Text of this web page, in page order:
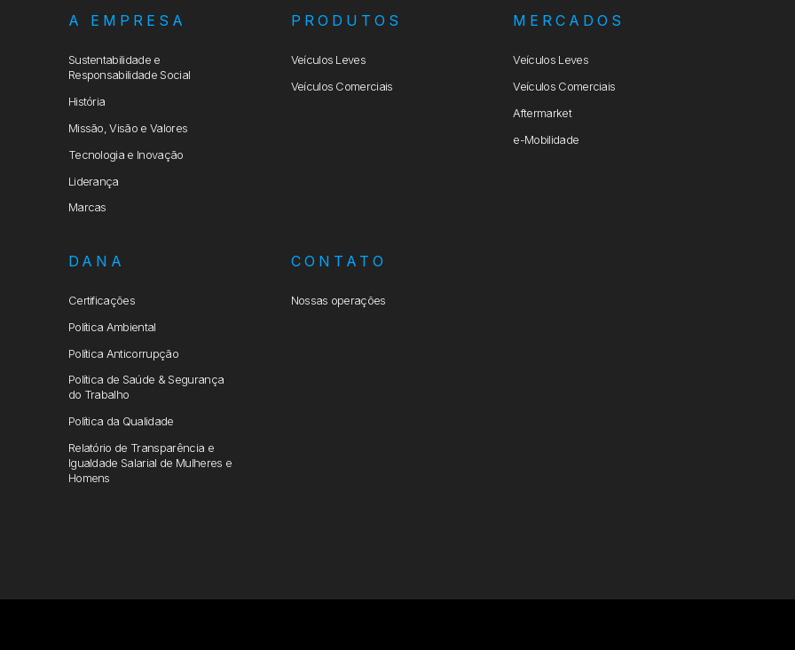
A EMPRESA
Sustentabilidade e
Responsabilidade Social
História
Missão, Visão e Valores
Tecnologia e Inovação
Liderança
Marcas
PRODUTOS
Veículos Leves
Veículos Comerciais
MERCADOS
Veículos Leves
Veículos Comerciais
Aftermarket
e-Mobilidade
DANA
Certificações
Política Ambiental
Política Anticorrupção
Política de Saúde & Segurança
do Trabalho
Política da Qualidade
Relatório de Transparência e
Igualdade Salarial de Mulheres e
Homens
CONTATO
Nossas operações